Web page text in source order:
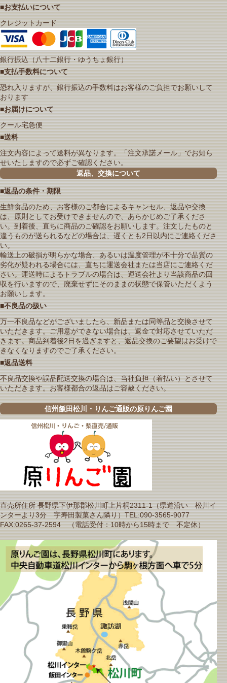
■お支払いについて
クレジットカード
銀行振込（八十二銀行・ゆうちょ銀行）
■支払手数料について
恐れ入りますが、銀行振込の手数料はお客様のご負担でお願いして
おります
■お届けについて
クール宅急便
■送料
注文内容によって送料が異なります。「注文承諾メール」でお知ら
せいたしますので必ずご確認ください。
返品、交換について
■返品の条件・期限
生鮮食品のため、お客様のご都合によるキャンセル、返品や交換
は、原則としてお受けできませんので、あらかじめご了承くださ
い。到着後、直ちに商品のご確認をお願いします。注文したものと
違うものが送られるなどの場合は、遅くとも2日以内にご連絡くださ
い。
輸送上の破損が明らかな場合、あるいは温度管理が不十分で品質の
劣化が疑われる場合には、直ちに運送会社または当店にご連絡くだ
さい。運送時によるトラブルの場合は、運送会社より当該商品の回
収を行いますので、廃棄せずにそのままの状態で保管いただくよう
お願いします。
■不良品の扱い
万一不良品などがございましたら、新品または同等品と交換させて
いただきます。ご用意ができない場合は、返金で対応させていただ
きます。商品到着後2日を過ぎますと、返品交換のご要望はお受けで
きなくなりますのでご了承ください。
■返品送料
不良品交換や誤品配送交換の場合は、当社負担（着払い）とさせて
いただきます。お客様都合の返品はご容赦ください。
信州飯田松川・りんご通販の原りんご園
直売所住所 長野県下伊那郡松川町上片桐2311-1（県道沿い 松川イ
ンターより3分 宇寿田製菓さん隣り）TEL:090-3565-9077
FAX:0265-37-2594 （電話受付：10時から15時まで 不定休）